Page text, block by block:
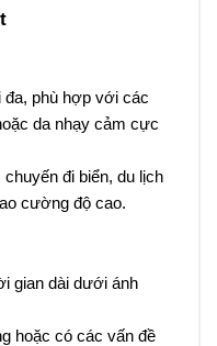
đa, phù hợp với các
da nhạy cảm cực
đi biển, du lịch
cường độ cao.
gian dài dưới ánh
hoặc có các vấn đề